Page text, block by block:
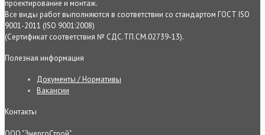
проектирование и монтаж.
Все виды работ выполняются в соответствии со стандартом ГОСТ ISO
9001-2011 (ISO 9001:2008)
(Сертификат соответствия № СДС.ТП.СМ.02739-13).
Полезная информация
Документы / Нормативы
Вакансии
Контакты